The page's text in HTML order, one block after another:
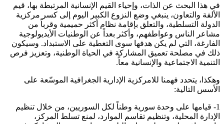
في هذا البحث عن الذات، وإحياء القيم الإنسانية المرتبطة بها، قيم
الألفة والتعاون، ينبغي وضع النزوع الكبير اليوم إلى كسر مركزية
الدولة التسلطية، والتعلق بإقامة نظام أكثر حميمية وقرباً من
مشاعر الناس وعواطفهم، وأكثر بعداً عن الوطنيات الأيديولوجية
الفارغة، التي لم يكن هدفها سوى التغطية على الاستبداد. وسيكون
ذلك في مصلحة تعميق المشاركة في الحياة الوطنية، وتعزيز فرص
التنمية الاجتماعية والإنسانية معاً.
وهكذا، يتحدد فهمنا للامركزية الإدارية الجغرافية الموسّعة على
الأسس التالية:
1- قيامها على وحدة سورية وطناً لكل السوريين، من خلال تنظيم
الإدارة المحلية، وتنظيم تقاسم الموارد، لمنع تسلط المركز،